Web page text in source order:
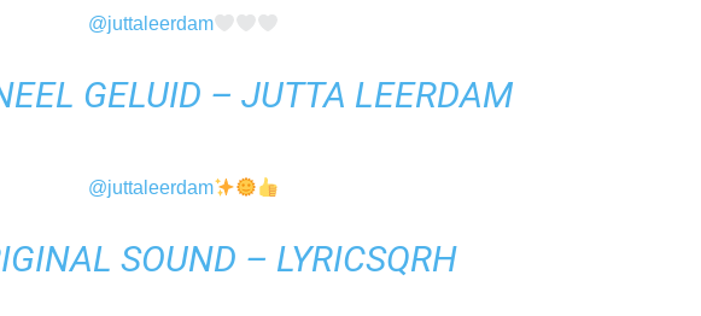
@juttaleerdam
GELUID – JUTTA LEERDAM
@juttaleerdam
SOUND – LYRICSQRH